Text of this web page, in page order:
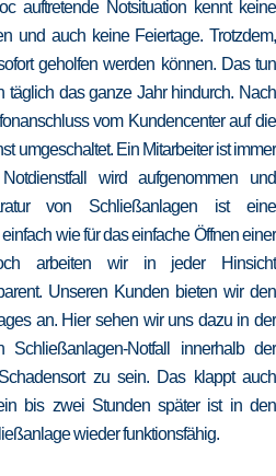
auftretende Notsituation kennt keine
und auch keine Feiertage. Trotzdem,
geholfen werden können. Das tun
täglich das ganze Jahr hindurch. Nach
vom Kundencenter auf die
umgeschaltet. Ein Mitarbeiter ist immer
wird aufgenommen und
von Schließanlagen ist eine
wie für das einfache Öffnen einer
arbeiten wir in jeder Hinsicht
Unseren Kunden bieten wir den
an. Hier sehen wir uns dazu in der
Schließanlagen-Notfall innerhalb der
zu sein. Das klappt auch
bis zwei Stunden später ist in den
wieder funktionsfähig.